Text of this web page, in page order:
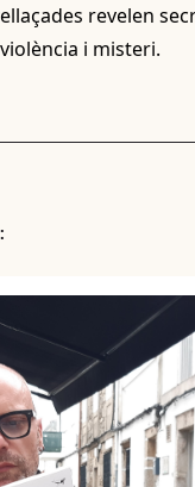
revelen
i misteri.